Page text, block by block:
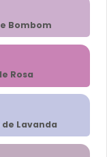
Bombom
Rosa
Lavanda